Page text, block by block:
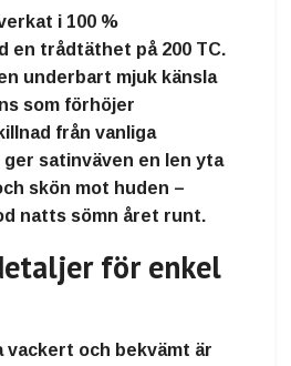
i 100 %
en trådtäthet på 200 TC.
underbart mjuk känsla
som förhöjer
från vanliga
ger satinväven en len yta
skön mot huden –
natts sömn året runt.
för enkel
vackert och bekvämt är